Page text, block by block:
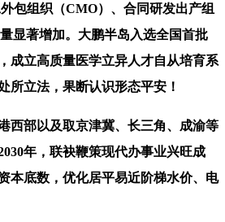
包组织（CMO）、合同研发出产组
显著增加。大鹏半岛入选全国首批
成立高质量医学立异人才自从培育系
所立法，果断认识形态平安！
部以及取京津冀、长三角、成渝等
年，联袂鞭策现代办事业兴旺成
本底数，优化居平易近阶梯水价、电